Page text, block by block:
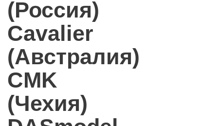
(Россия)
Cavalier
(Австралия)
CMK
(Чехия)